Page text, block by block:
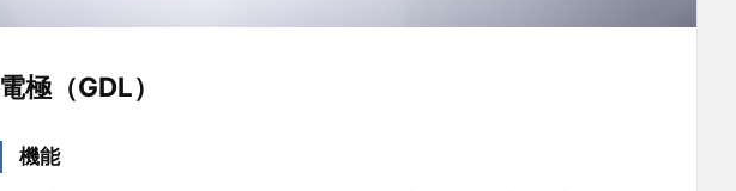
電極（GDL）
機能